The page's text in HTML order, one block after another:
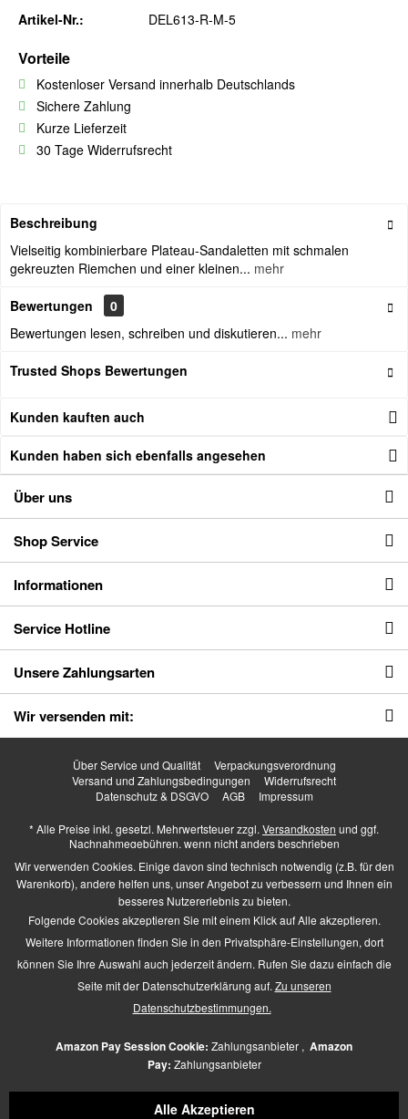
Artikel-Nr.: DEL613-R-M-5
Vorteile
Kostenloser Versand innerhalb Deutschlands
Sichere Zahlung
Kurze Lieferzeit
30 Tage Widerrufsrecht
Beschreibung
Vielseitig kombinierbare Plateau-Sandaletten mit schmalen
gekreuzten Riemchen und einer kleinen... mehr
Bewertungen
0
Bewertungen lesen, schreiben und diskutieren... mehr
Trusted Shops Bewertungen
Kunden kauften auch
Kunden haben sich ebenfalls angesehen
Über uns
Shop Service
Informationen
Service Hotline
Unsere Zahlungsarten
Wir versenden mit:
Über Service und Qualität
Verpackungsverordnung
Versand und Zahlungsbedingungen
Widerrufsrecht
Datenschutz & DSGVO
AGB Impressum
* Alle Preise inkl. gesetzl. Mehrwertsteuer zzgl. Versandkosten und ggf.
Nachnahmegebühren, wenn nicht anders beschrieben
Higher Heels - All Rights Reserved. Design byTC-Innovations GmbH
Wir verwenden Cookies. Einige davon sind technisch notwendig (z.B. für den
Warenkorb), andere helfen uns, unser Angebot zu verbessern und Ihnen ein
besseres Nutzererlebnis zu bieten.
Folgende Cookies akzeptieren Sie mit einem Klick auf Alle akzeptieren.
Weitere Informationen finden Sie in den Privatsphäre-Einstellungen, dort
können Sie Ihre Auswahl auch jederzeit ändern. Rufen Sie dazu einfach die
Seite mit der Datenschutzerklärung auf. Zu unseren
Datenschutzbestimmungen.
Amazon Pay Session Cookie: Zahlungsanbieter , Amazon
Pay: Zahlungsanbieter
Alle Akzeptieren
Barrierefrei Hilfswerkzeuge
Kontrast +
Links hervorheben
Größerer Text
Zusätzliche Beschreibung
Navigation per Tab-Taste